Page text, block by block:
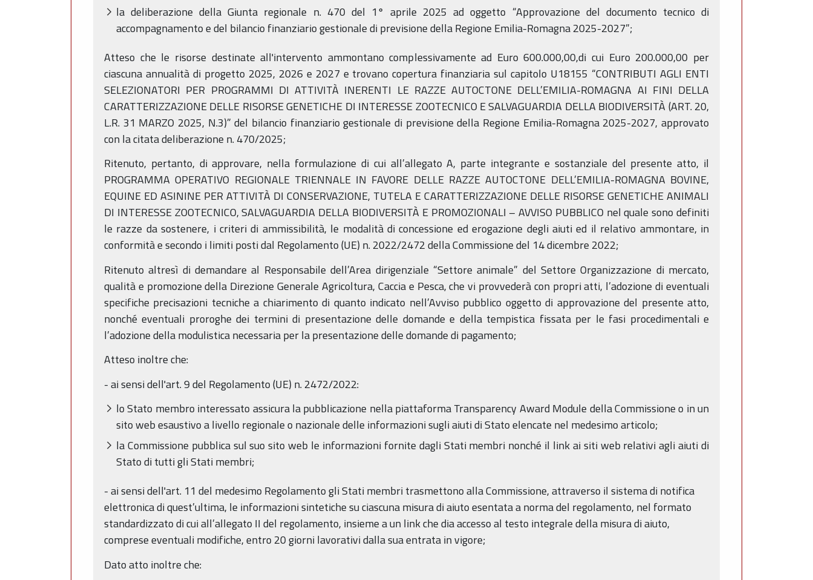
la deliberazione della Giunta regionale n. 470 del 1° aprile 2025 ad oggetto “Approvazione del documento tecnico di
accompagnamento e del bilancio finanziario gestionale di previsione della Regione Emilia-Romagna 2025-2027”;
Atteso che le risorse destinate all'intervento ammontano complessivamente ad Euro 600.000,00,di cui Euro 200.000,00 per
ciascuna annualità di progetto 2025, 2026 e 2027 e trovano copertura finanziaria sul capitolo U18155 “CONTRIBUTI AGLI ENTI
SELEZIONATORI PER PROGRAMMI DI ATTIVITÀ INERENTI LE RAZZE AUTOCTONE DELL’EMILIA-ROMAGNA AI FINI DELLA
CARATTERIZZAZIONE DELLE RISORSE GENETICHE DI INTERESSE ZOOTECNICO E SALVAGUARDIA DELLA BIODIVERSITÀ (ART. 20,
L.R. 31 MARZO 2025, N.3)” del bilancio finanziario gestionale di previsione della Regione Emilia-Romagna 2025-2027, approvato
con la citata deliberazione n. 470/2025;
Ritenuto, pertanto, di approvare, nella formulazione di cui all’allegato A, parte integrante e sostanziale del presente atto, il
PROGRAMMA OPERATIVO REGIONALE TRIENNALE IN FAVORE DELLE RAZZE AUTOCTONE DELL’EMILIA-ROMAGNA BOVINE,
EQUINE ED ASININE PER ATTIVITÀ DI CONSERVAZIONE, TUTELA E CARATTERIZZAZIONE DELLE RISORSE GENETICHE ANIMALI
DI INTERESSE ZOOTECNICO, SALVAGUARDIA DELLA BIODIVERSITÀ E PROMOZIONALI – AVVISO PUBBLICO nel quale sono definiti
le razze da sostenere, i criteri di ammissibilità, le modalità di concessione ed erogazione degli aiuti ed il relativo ammontare, in
conformità e secondo i limiti posti dal Regolamento (UE) n. 2022/2472 della Commissione del 14 dicembre 2022;
Ritenuto altresì di demandare al Responsabile dell’Area dirigenziale “Settore animale” del Settore Organizzazione di mercato,
qualità e promozione della Direzione Generale Agricoltura, Caccia e Pesca, che vi provvederà con propri atti, l’adozione di eventuali
specifiche precisazioni tecniche a chiarimento di quanto indicato nell’Avviso pubblico oggetto di approvazione del presente atto,
nonché eventuali proroghe dei termini di presentazione delle domande e della tempistica fissata per le fasi procedimentali e
l’adozione della modulistica necessaria per la presentazione delle domande di pagamento;
Atteso inoltre che:
- ai sensi dell'art. 9 del Regolamento (UE) n. 2472/2022:
lo Stato membro interessato assicura la pubblicazione nella piattaforma Transparency Award Module della Commissione o in un
sito web esaustivo a livello regionale o nazionale delle informazioni sugli aiuti di Stato elencate nel medesimo articolo;
la Commissione pubblica sul suo sito web le informazioni fornite dagli Stati membri nonché il link ai siti web relativi agli aiuti di
Stato di tutti gli Stati membri;
- ai sensi dell'art. 11 del medesimo Regolamento gli Stati membri trasmettono alla Commissione, attraverso il sistema di notifica
elettronica di quest’ultima, le informazioni sintetiche su ciascuna misura di aiuto esentata a norma del regolamento, nel formato
standardizzato di cui all’allegato II del regolamento, insieme a un link che dia accesso al testo integrale della misura di aiuto,
comprese eventuali modifiche, entro 20 giorni lavorativi dalla sua entrata in vigore;
Dato atto inoltre che: